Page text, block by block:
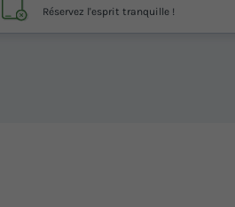
Réservez l'esprit tranquille !